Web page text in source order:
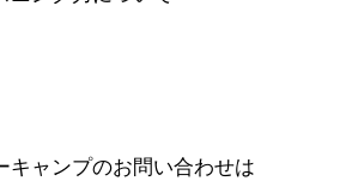
キャンプのお問い合わせは